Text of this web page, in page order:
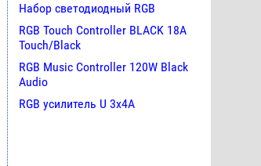
Набор светодиодный RGB
RGB Touch Controller BLACK 18A
Touch/Black
RGB Music Controller 120W Black
Audio
RGB усилитель U 3х4A